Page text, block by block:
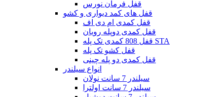
قفل فرمان نورس
قفل های کمد دیواری و کشو
قفل کمدی ام دی اف
قفل کمدی دوپله رویان
قفل 808 کمدی تک پله STA
قفل کشو تک پله
قفل کمدی دو پله چینی
انواع سیلندر
سیلندر 7 سانت نولان
سیلندر 7 سانت اولترا